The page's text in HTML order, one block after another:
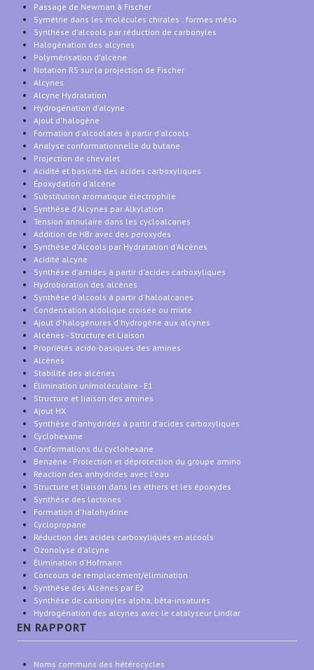
Passage de Newman à Fischer
Symétrie dans les molécules chirales : formes méso
Synthèse d'alcools par réduction de carbonyles
Halogénation des alcynes
Polymérisation d'alcène
Notation RS sur la projection de Fischer
Alcynes
Alcyne Hydratation
Hydrogénation d'alcyne
Ajout d'halogène
Formation d'alcoolates à partir d'alcools
Analyse conformationnelle du butane
Projection de chevalet
Acidité et basicité des acides carboxyliques
Époxydation d'alcène
Substitution aromatique électrophile
Synthèse d'Alcynes par Alkylation
Tension annulaire dans les cycloalcanes
Addition de HBr avec des peroxydes
Synthèse d'Alcools par Hydratation d'Alcènes
Acidité alcyne
Synthèse d'amides à partir d'acides carboxyliques
Hydroboration des alcènes
Synthèse d'alcools à partir d'haloalcanes
Condensation aldolique croisée ou mixte
Ajout d'halogénures d'hydrogène aux alcynes
Alcènes - Structure et Liaison
Propriétés acido-basiques des amines
Alcènes
Stabilité des alcènes
Élimination unimoléculaire - E1
Structure et liaison des amines
Ajout HX
Synthèse d'anhydrides à partir d'acides carboxyliques
Cyclohexane
Conformations du cyclohexane
Benzène - Protection et déprotection du groupe amino
Réaction des anhydrides avec l'eau
Structure et liaison dans les éthers et les époxydes
Synthèse des lactones
Formation d'halohydrine
Cyclopropane
Réduction des acides carboxyliques en alcools
Ozonolyse d'alcyne
Élimination d'Hofmann
Concours de remplacement/élimination
Synthèse des Alcènes par E2
Synthèse de carbonyles alpha, bêta-insaturés
Hydrogénation des alcynes avec le catalyseur Lindlar
EN RAPPORT
Noms communs des hétérocycles